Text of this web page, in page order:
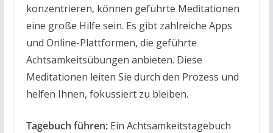
konzentrieren, können geführte Meditationen
eine große Hilfe sein. Es gibt zahlreiche Apps
und Online-Plattformen, die geführte
Achtsamkeitsübungen anbieten. Diese
Meditationen leiten Sie durch den Prozess und
helfen Ihnen, fokussiert zu bleiben.
Tagebuch führen:Ein Achtsamkeitstagebuch